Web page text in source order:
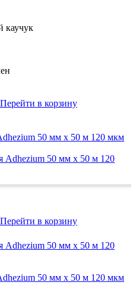
каучук
Перейти в корзину
50 мм x 50 м 120 мкм
Перейти в корзину
50 мм x 50 м 120 мкм